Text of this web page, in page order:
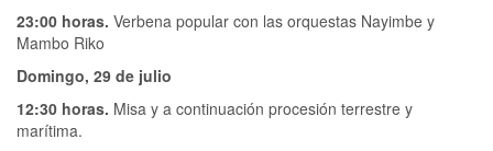
23:00 horas. Verbena popular con las orquestas Nayimbe y
Mambo Riko
Domingo, 29 de julio
12:30 horas. Misa y a continuación procesión terrestre y
marítima.